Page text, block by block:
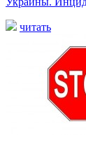
читать